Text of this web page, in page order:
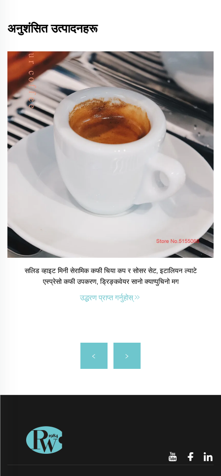
अनुशंसित उत्पादनहरू
सलिड व्हाइट मिनी सेरामिक कफी चिया कप र सोसर सेट, इटालियन ल्याटे
एस्प्रेसो कफी उपकरण, ड्रिङ्कवेयर सानो क्याप्पुचिनो मग
उद्धरण प्राप्त गर्नुहोस्